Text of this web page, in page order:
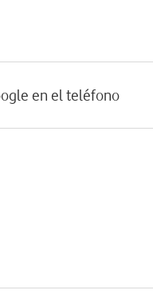
en el teléfono